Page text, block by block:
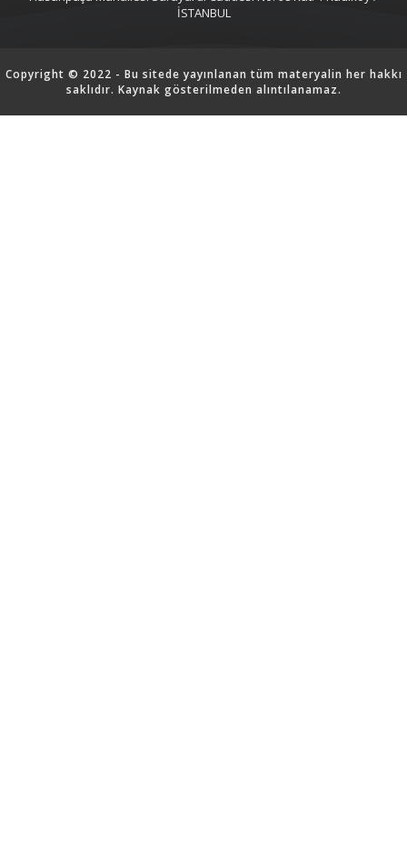
İSTANBUL
Copyright © 2022 - Bu sitede yayınlanan tüm materyalin her hakkı
saklıdır. Kaynak gösterilmeden alıntılanamaz.